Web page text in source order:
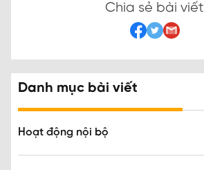
Chia sẻ bài viết
Danh mục bài viết
Hoạt động nội bộ